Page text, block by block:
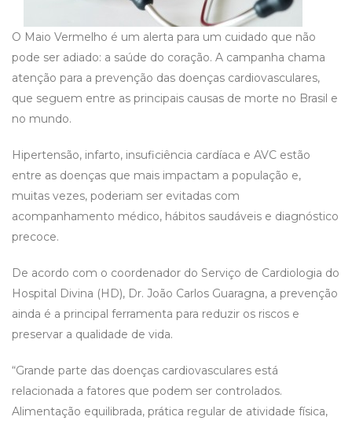
O Maio Vermelho é um alerta para um cuidado que não
pode ser adiado: a saúde do coração. A campanha chama
atenção para a prevenção das doenças cardiovasculares,
que seguem entre as principais causas de morte no Brasil e
no mundo.
Hipertensão, infarto, insuficiência cardíaca e AVC estão
entre as doenças que mais impactam a população e,
muitas vezes, poderiam ser evitadas com
acompanhamento médico, hábitos saudáveis e diagnóstico
precoce.
De acordo com o coordenador do Serviço de Cardiologia do
Hospital Divina (HD), Dr. João Carlos Guaragna, a prevenção
ainda é a principal ferramenta para reduzir os riscos e
preservar a qualidade de vida.
“Grande parte das doenças cardiovasculares está
relacionada a fatores que podem ser controlados.
Alimentação equilibrada, prática regular de atividade física,